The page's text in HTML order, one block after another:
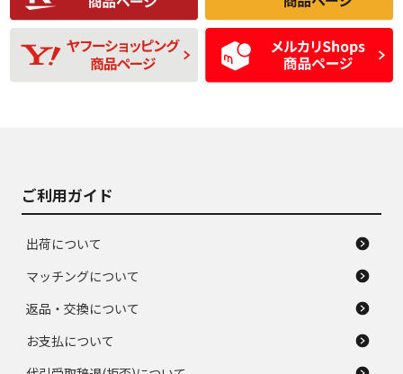
D
使用感や目立つ傷が
あり、一般的な中古
品
D
残り溝も少なく、偏
磨耗がみられ、短期
間使用できるくらい
の中古品
ご利用ガイド
出荷について
マッチングについて
返品・交換について
お支払について